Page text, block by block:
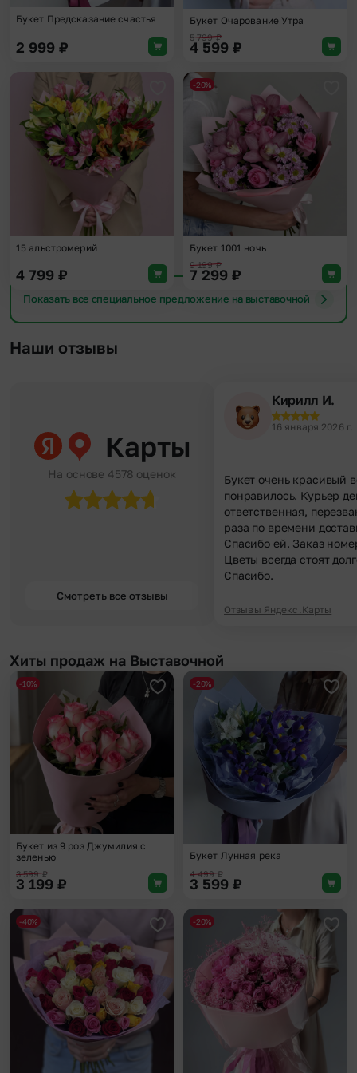
Букет Предсказание счастья
2 999 ₽
Букет Очарование Утра
5 799₽
4 599 ₽
Добавить в избранное
15 альстромерий
4 799 ₽
-20%
Букет 1001 ночь
9 199₽
7 299 ₽
Показать все специальное предложение на выставочной
Наши отзывы
Карты
На основе 4578 оценок
Смотреть все отзывы
Кирилл И.
16 января 2026 г.
Букет очень красивый
понравилось. Курьер
ответственная,
раза по времени
Спасибо ей. Заказ
Цветы всегда стоят
Спасибо.
Отзывы Яндекс.Карты
Хиты продаж на Выставочной
Добавить в избранное
-10%
Букет из 9 роз Джумилия с
зеленью
3 599₽
3 199 ₽
-20%
Букет Лунная река
4 499₽
3 599 ₽
Добавить в избранное
-40% -20%